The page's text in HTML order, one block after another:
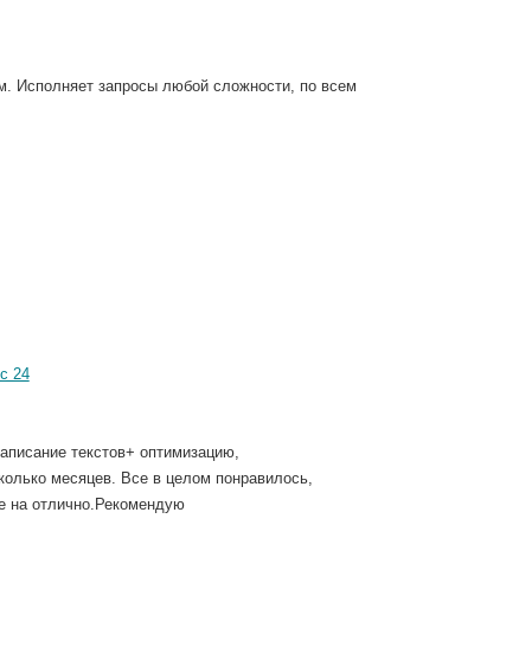
Исполняет запросы любой сложности, по всем
24
текстов+ оптимизацию,
месяцев. Все в целом понравилось,
на отлично.Рекомендую